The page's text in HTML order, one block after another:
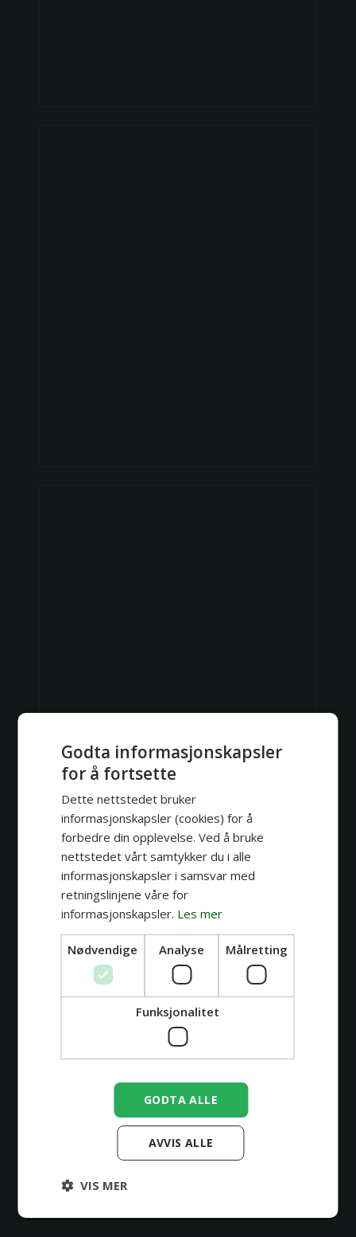
Godta informasjonskapsler
for å fortsette
Dette nettstedet bruker
informasjonskapsler (cookies) for å
forbedre din opplevelse. Ved å bruke
nettstedet vårt samtykker du i alle
informasjonskapsler i samsvar med
retningslinjene våre for
informasjonskapsler. Les mer
Nødvendige Analyse Målretting
Funksjonalitet
GODTA ALLE
AVVIS ALLE
VIS MER